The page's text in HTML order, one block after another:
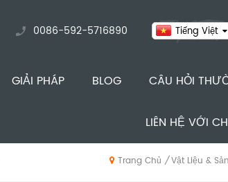
Tiếng Việt
0086-592-5716890
GIẢI PHÁP BLOG CÂU HỎI
LIÊN HỆ VỚI
Trang Chủ / Vật Liệu &